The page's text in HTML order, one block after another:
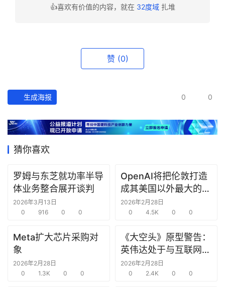
研
选
告
创
窗
商
👍喜欢有价值的内容，就在 32度域扎堆
赞 (0)
生成海报 0 0
猜你喜欢
罗姆与东芝就功率半导
体业务整合展开谈判
2026年3月13日
0
916 0 0
OpenAI将把伦敦打造
成其美国以外最大的研
究中心
2026年2月28日
0
4.5K 0 0
Meta扩大芯片采购对
象
2026年2月28日
0
1.3K 0 0
《大空头》原型警告：
英伟达处于与互联网泡
沫时期思科同样的“危
险境地”
2026年2月28日
0
2.4K 0 0